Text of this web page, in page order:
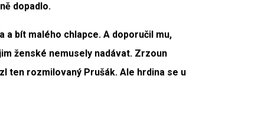
dopadlo.
a bít malého chlapce. A doporučil mu,
ženské nemusely nadávat. Zrzoun
ten rozmilovaný Prušák. Ale hrdina se u